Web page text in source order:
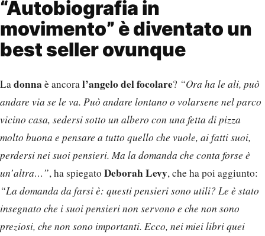
“Autobiografia in
movimento” è diventato un
best seller ovunque
Ladonna è ancoral’angelo del focolare? “Ora ha le ali, può
andare via se le va. Può andare lontano o volarsene nel parco
vicino casa, sedersi sotto un albero con una fetta di pizza
molto buona e pensare a tutto quello che vuole, ai fatti suoi,
perdersi nei suoi pensieri. Ma la domanda che conta forse è
un’altra…”, ha spiegato Deborah Levy, che ha poi aggiunto:
“La domanda da farsi è: questi pensieri sono utili? Le è stato
insegnato che i suoi pensieri non servono e che non sono
preziosi, che non sono importanti. Ecco, nei miei libri quei